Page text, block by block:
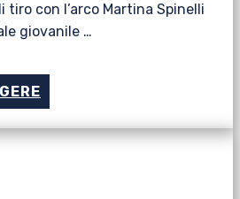
con l’arco Martina Spinelli
giovanile …